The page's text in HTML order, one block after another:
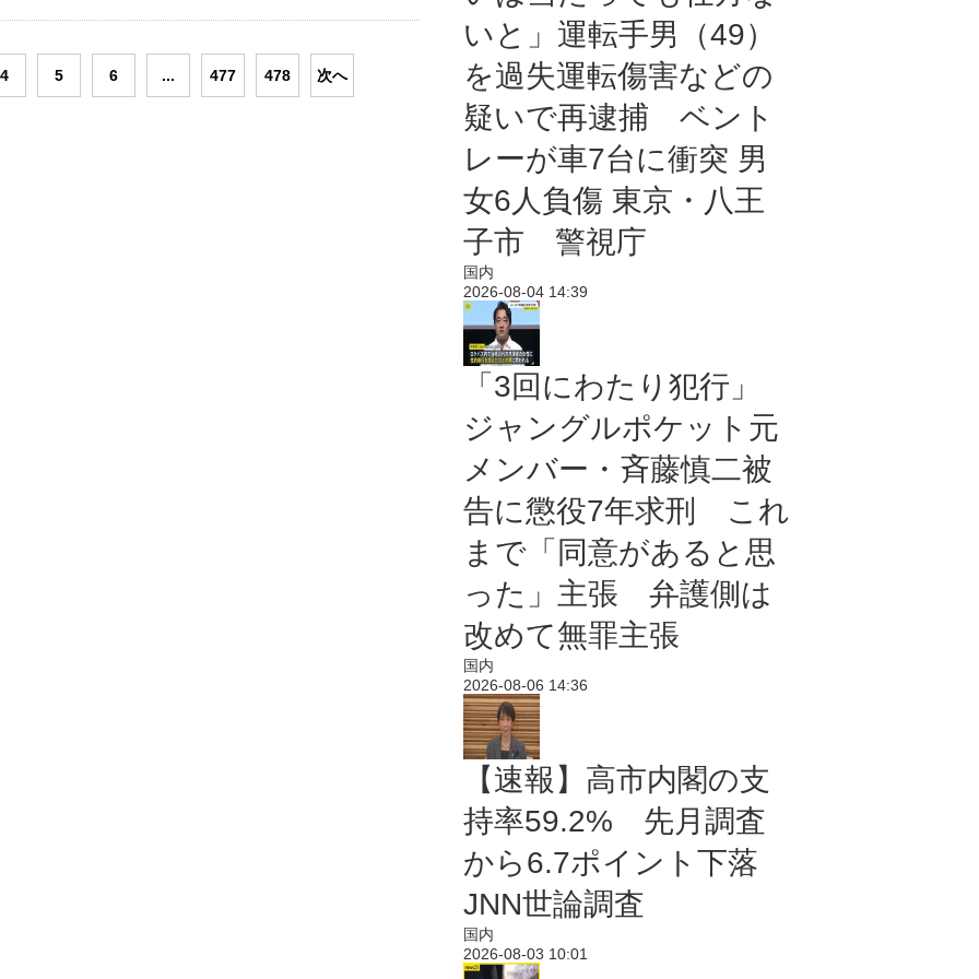
4 5 6 ... 477 478 次へ
いと」運転手男（49）
を過失運転傷害などの
疑いで再逮捕 ベント
レーが車7台に衝突 男
女6人負傷 東京・八王
子市 警視庁
国内
2026-08-04 14:39
「3回にわたり犯行」
ジャングルポケット元
メンバー・斉藤慎二被
告に懲役7年求刑 これ
まで「同意があると思
った」主張 弁護側は
改めて無罪主張
国内
2026-08-06 14:36
【速報】高市内閣の支
持率59.2% 先月調査
から6.7ポイント下落
JNN世論調査
国内
2026-08-03 10:01